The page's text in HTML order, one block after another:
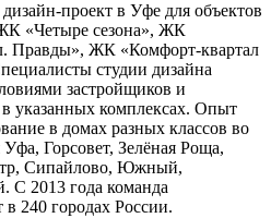
проект в Уфе для объектов
«Четыре сезона», ЖК
Правды», ЖК «Комфорт-квартал
студии дизайна
застройщиков и
указанных комплексах. Опыт
в домах разных классов во
Горсовет, Зелёная Роща,
Сипайлово, Южный,
С 2013 года команда
в 240 городах России.